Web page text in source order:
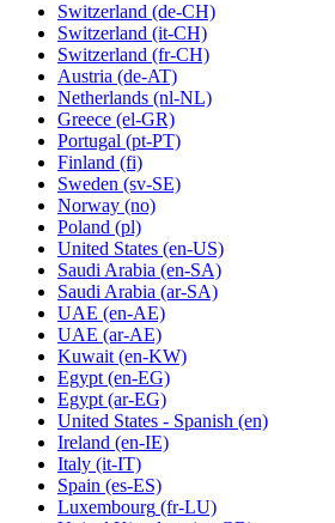
Switzerland (de-CH)
Switzerland (it-CH)
Switzerland (fr-CH)
Austria (de-AT)
Netherlands (nl-NL)
Greece (el-GR)
Portugal (pt-PT)
Finland (fi)
Sweden (sv-SE)
Norway (no)
Poland (pl)
United States (en-US)
Saudi Arabia (en-SA)
Saudi Arabia (ar-SA)
UAE (en-AE)
UAE (ar-AE)
Kuwait (en-KW)
Egypt (en-EG)
Egypt(ar-EG)
United States - Spanish (en)
Ireland (en-IE)
Italy (it-IT)
Spain (es-ES)
Luxembourg (fr-LU)